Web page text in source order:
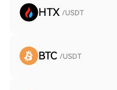
HTX /USDT
BTC /USDT